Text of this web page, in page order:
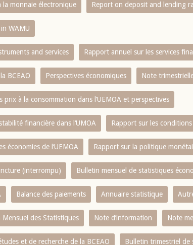
la monnaie électronique Report on deposit and lending
WAMU
and services Rapport annuel sur les services
BCEAO Perspectives économiques Note
prix à la consommation dans l‘UEMOA et perspectives
financière dans l‘UMOA Rapport sur les conditions
économies de l‘UEMOA Rapport sur la politique
(interrompu) Bulletin mensuel de statistiques
Balance des paiements Annuaire statistique
Mensuel des Statistiques Note d’information Note
et de recherche de la BCEAO Bulletin trimestriel de